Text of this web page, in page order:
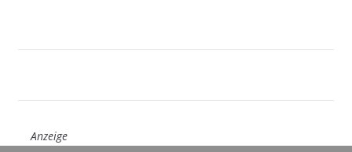
Anzeige